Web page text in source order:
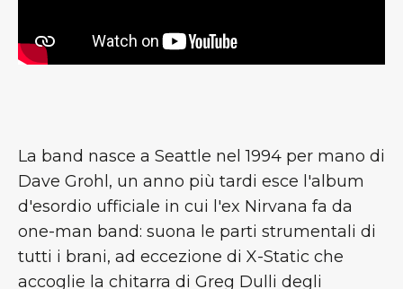
La band nasce a Seattle nel 1994 per mano di
Dave Grohl, un anno più tardi esce l'album
d'esordio ufficiale in cui l'ex Nirvana fa da
one-man band: suona le parti strumentali di
tutti i brani, ad eccezione di X-Static che
accoglie la chitarra di Greg Dulli degli